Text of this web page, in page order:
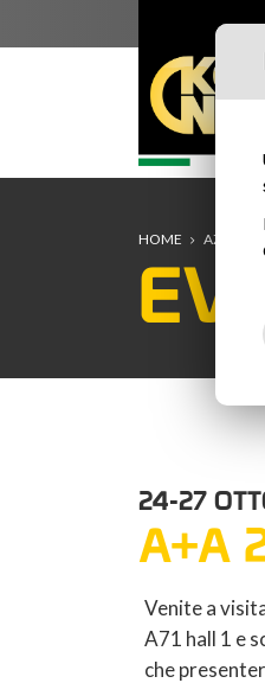
HOME AZIENDA
24-27
A+A
Venite a
A71 hall 1 e
che